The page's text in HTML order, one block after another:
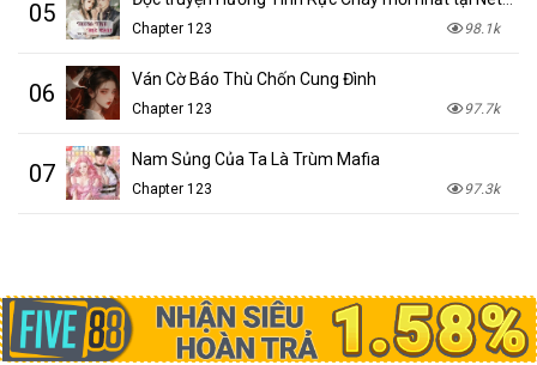
05
Chapter 123 98.1k
06 Ván Cờ Báo Thù Chốn Cung Đình
Chapter 123 97.7k
07 Nam Sủng Của Ta Là Trùm Mafia
Chapter 123 97.3k